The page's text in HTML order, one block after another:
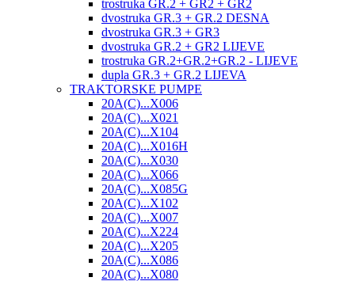
trostruka GR.2 + GR2 + GR2
dvostruka GR.3 + GR.2 DESNA
dvostruka GR.3 + GR3
dvostruka GR.2 + GR2 LIJEVE
trostruka GR.2+GR.2+GR.2 - LIJEVE
dupla GR.3 + GR.2 LIJEVA
TRAKTORSKE PUMPE
20A(C)...X006
20A(C)...X021
20A(C)...X104
20A(C)...X016H
20A(C)...X030
20A(C)...X066
20A(C)...X085G
20A(C)...X102
20A(C)...X007
20A(C)...X224
20A(C)...X205
20A(C)...X086
20A(C)...X080